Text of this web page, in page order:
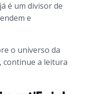
é um divisor de
e
o universo da
continue a leitura